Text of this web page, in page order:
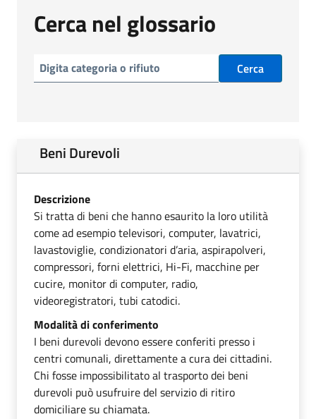
Cerca nel glossario
Cerca
Beni Durevoli
Descrizione
Si tratta di beni che hanno esaurito la loro utilità
come ad esempio televisori, computer, lavatrici,
lavastoviglie, condizionatori d’aria, aspirapolveri,
compressori, forni elettrici, Hi-Fi, macchine per
cucire, monitor di computer, radio,
videoregistratori, tubi catodici.
Modalità di conferimento
I beni durevoli devono essere conferiti presso i
centri comunali, direttamente a cura dei cittadini.
Chi fosse impossibilitato al trasporto dei beni
durevoli può usufruire del servizio di ritiro
domiciliare su chiamata.